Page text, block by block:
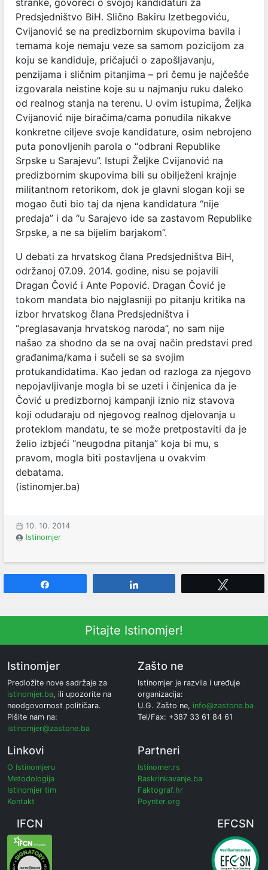
Predsjedništvo BiH. Slično Bakiru Izetbegoviću,
Cvijanović se na predizbornim skupovima bavila i
temama koje nemaju veze sa samom pozicijom za
koju se kandiduje, pričajući o zapošljavanju,
penzijama i sličnim pitanjima – pri čemu je najčešće
izgovarala neistine koje su u najmanju ruku daleko
od realnog stanja na terenu. U ovim istupima, Željka
Cvijanović nije biračima/cama ponudila nikakve
konkretne ciljeve svoje kandidature, osim nebrojeno
puta ponovljenih parola o “odbrani Republike
Srpske u Sarajevu”. Istupi Željke Cvijanović na
predizbornim skupovima bili su obilježeni krajnje
militantnom retorikom, dok je glavni slogan koji se
mogao čuti bio taj da njena kandidatura “nije
predaja” i da “u Sarajevo ide sa zastavom Republike
Srpske, a ne sa bijelim barjakom”.
U debati za hrvatskog člana Predsjedništva BiH,
održanoj 07.09. 2014. godine, nisu se pojavili
Dragan Čović i Ante Popović. Dragan Čović je
tokom mandata bio najglasniji po pitanju kritika na
izbor hrvatskog člana Predsjedništva i
“preglasavanja hrvatskog naroda”, no sam nije
našao za shodno da se na ovaj način predstavi pred
građanima/kama i sučeli se sa svojim
protukandidatima. Kao jedan od razloga za njegovo
nepojavljivanje mogla bi se uzeti i činjenica da je
Čović u predizbornoj kampanji iznio niz stavova
koji odudaraju od njegovog realnog djelovanja u
proteklom mandatu, te se može pretpostaviti da je
želio izbjeći “neugodna pitanja” koja bi mu, s
pravom, mogla biti postavljena u ovakvim
debatama.
(istinomjer.ba)
10. 10. 2014
Istinomjer
Pitajte Istinomjer!
Istinomjer
Predložite nove sadržaje za
istinomjer.ba, ili upozorite na
neodgovornost političara.
Pišite nam na:
istinomjer@zastone.ba
Zašto ne
Istinomjer je razvila i uređuje
organizacija:
U.G. Zašto ne, info@zastone.ba
Tel/Fax: +387 33 61 84 61
Linkovi
O Istinomjeru
Metodologija
Istinomjer tim
Kontakt
Partneri
Istinomer.rs
Raskrinkavanje.ba
Faktograf.hr
Poynter.org
IFCN EFCSN